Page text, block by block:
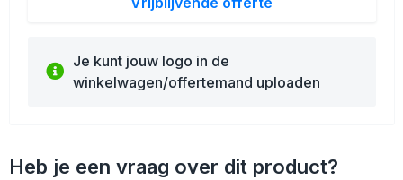
Je kunt jouw logo in de
winkelwagen/offertemand uploaden
Heb je een vraag over dit product?